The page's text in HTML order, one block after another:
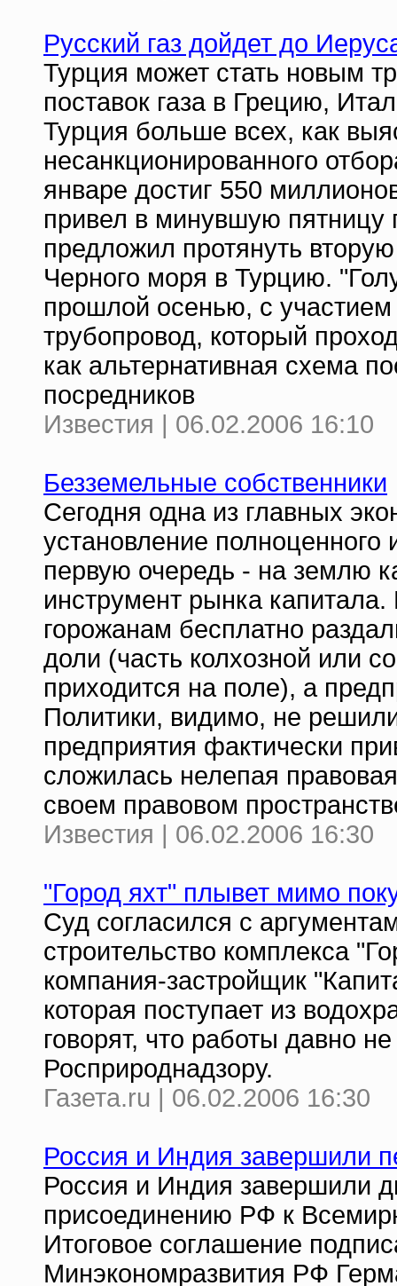
Русский газ дойдет до
Турция может стать новым
поставок газа в Грецию,
Турция больше всех, как
несанкционированного
январе достиг 550
привел в минувшую пятницу
предложил протянуть
Черного моря в Турцию.
прошлой осенью, с
трубопровод, который
как альтернативная схема
посредников
Известия | 06.02.2006 16:10
Безземельные собственники
Сегодня одна из главных
установление полноценного
первую очередь - на землю
инструмент рынка
горожанам бесплатно
доли (часть колхозной или
приходится на поле), а
Политики, видимо, не
предприятия фактически
сложилась нелепая
своем правовом
Известия | 06.02.2006 16:30
"Город яхт" плывет мимо
Суд согласился с
строительство комплекса
компания-застройщик
которая поступает из
говорят, что работы давно
Росприроднадзору.
Газета.ru | 06.02.2006 16:30
Россия и Индия завершили
Россия и Индия завершили
присоединению РФ к
Итоговое соглашение
Минэкономразвития РФ